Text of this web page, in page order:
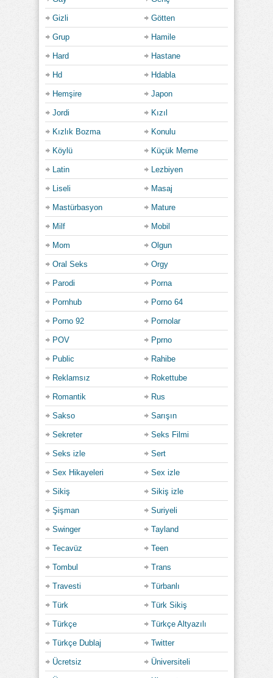
Gizli Götten
Grup Hamile
Hard Hastane
Hd Hdabla
Hemşire Japon
Jordi Kızıl
Kızlık Bozma Konulu
Köylü Küçük Meme
Latin Lezbiyen
Liseli Masaj
Mastürbasyon Mature
Milf Mobil
Mom Olgun
Oral Seks Orgy
Parodi Porna
Pornhub Porno 64
Porno 92 Pornolar
POV Pprno
Public Rahibe
Reklamsız Rokettube
Romantik Rus
Sakso Sarışın
Sekreter Seks Filmi
Seks izle Sert
Sex Hikayeleri Sex izle
Sikiş Sikiş izle
Şişman Suriyeli
Swinger Tayland
Tecavüz Teen
Tombul Trans
Travesti Türbanlı
Türk Türk Sikiş
Türkçe Türkçe Altyazılı
Türkçe Dublaj Twitter
Ücretsiz Üniversiteli